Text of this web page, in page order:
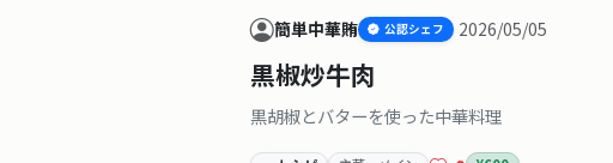
簡単中華賄 公認シェフ 2026/05/05
黒椒炒牛肉
黒胡椒とバターを使った中華料理